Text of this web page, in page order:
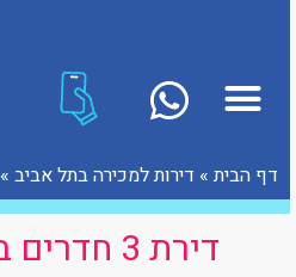
דף הבית» דירות למכירה בתל אביב»
דירת 3 חדרים ברח’ דיזנגוף